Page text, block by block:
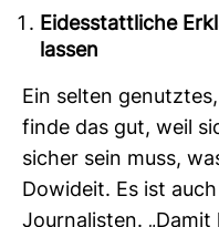
Eidesstattliche
lassen
Ein selten
finde das gut, weil
sicher sein muss,
Dowi­deit. Es ist
Jour­na­listen.